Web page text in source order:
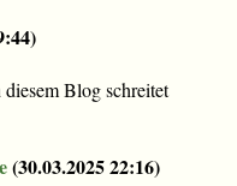
)
Blog schreitet
(30.03.2025 22:16)